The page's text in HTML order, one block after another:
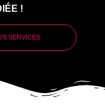
!
SERVICES